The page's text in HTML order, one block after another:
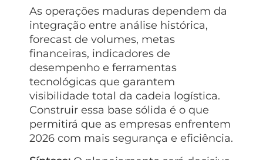
As operações maduras dependem da
integração entre análise histórica,
forecast de volumes, metas
financeiras, indicadores de
desempenho e ferramentas
tecnológicas que garantem
visibilidade total da cadeia logística.
Construir essa base sólida é o que
permitirá que as empresas enfrentem
2026 com mais segurança e eficiência.